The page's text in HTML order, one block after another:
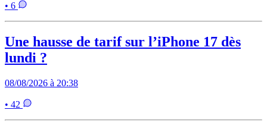
• 6
Une hausse de tarif sur l’iPhone 17 dès
lundi ?
08/08/2026 à 20:38
• 42